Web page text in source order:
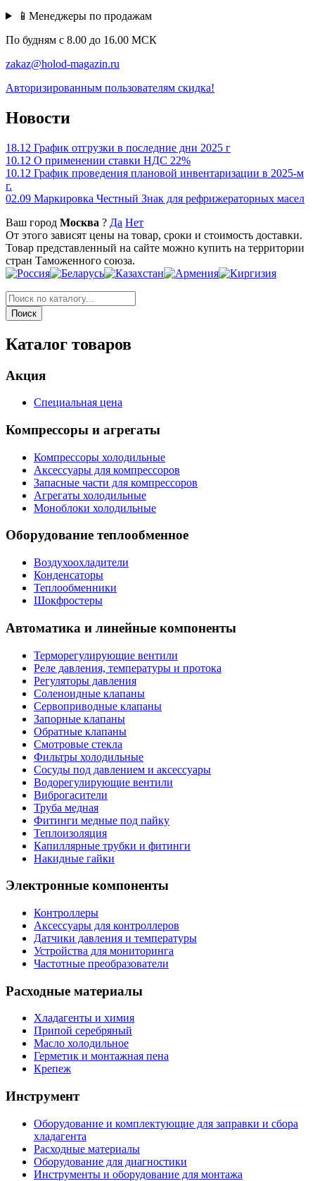
📱Менеджеры по продажам
По будням c 8.00 до 16.00 МСК
zakaz@holod-magazin.ru
Авторизированным пользователям скидка!
Новости
18.12 График отгрузки в последние дни 2025 г
10.12 О применении ставки НДС 22%
10.12 График проведения плановой инвентаризации в 2025-м
г.
02.09 Маркировка Честный Знак для рефрижераторных масел
Ваш город Москва ? Да Нет
От этого зависят цены на товар, сроки и стоимость доставки.
Товар представленный на сайте можно купить на территории
стран Таможенного союза.
Каталог товаров
Акция
Специальная цена
Компрессоры и агрегаты
Компрессоры холодильные
Аксессуары для компрессоров
Запасные части для компрессоров
Агрегаты холодильные
Моноблоки холодильные
Оборудование теплообменное
Воздухоохладители
Конденсаторы
Теплообменники
Шокфростеры
Автоматика и линейные компоненты
Терморегулирующие вентили
Реле давления, температуры и протока
Регуляторы давления
Соленоидные клапаны
Сервоприводные клапаны
Запорные клапаны
Обратные клапаны
Смотровые стекла
Фильтры холодильные
Сосуды под давлением и аксессуары
Водорегулирующие вентили
Виброгасители
Труба медная
Фитинги медные под пайку
Теплоизоляция
Капиллярные трубки и фитинги
Накидные гайки
Электронные компоненты
Контроллеры
Аксессуары для контроллеров
Датчики давления и температуры
Устройства для мониторинга
Частотные преобразователи
Расходные материалы
Хладагенты и химия
Припой серебряный
Масло холодильное
Герметик и монтажная пена
Крепеж
Инструмент
Оборудование и комплектующие для заправки и сбора
хладагента
Расходные материалы
Оборудование для диагностики
Инструменты и оборудование для монтажа